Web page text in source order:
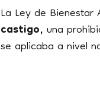
La Ley de
castigo,una
se aplicaba a nivel